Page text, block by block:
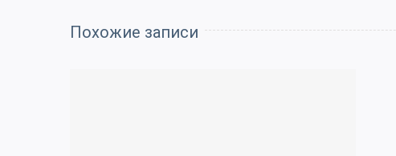
Похожие записи